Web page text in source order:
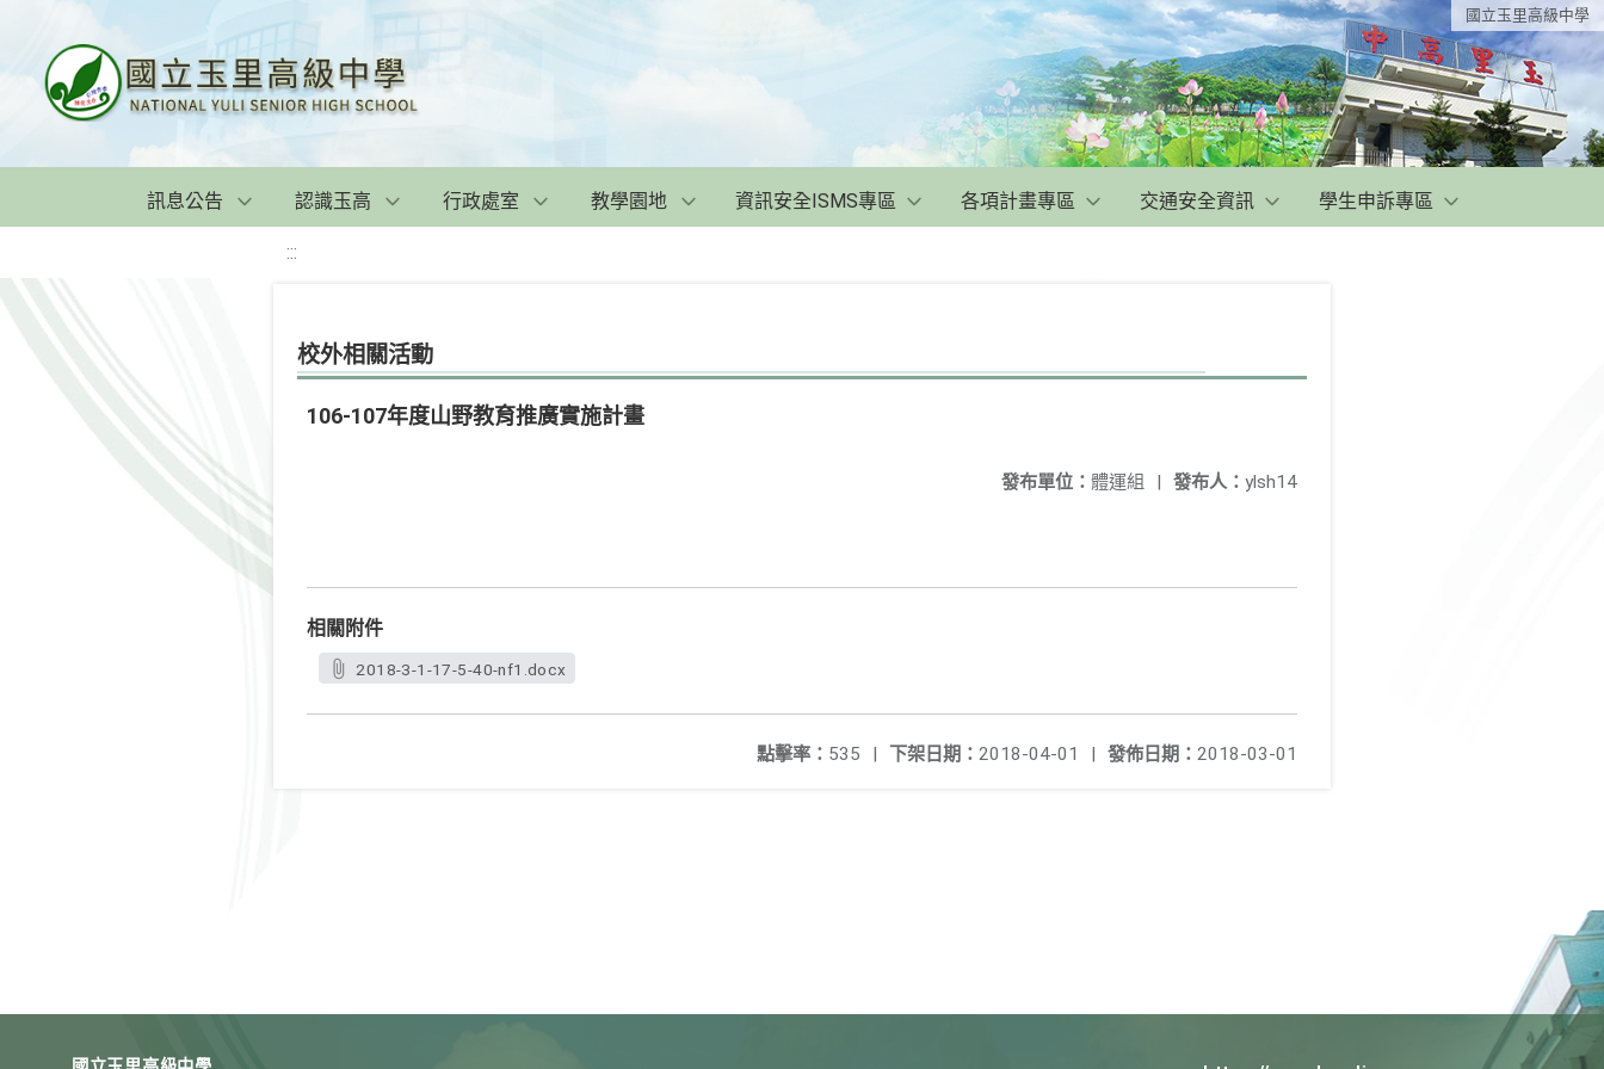
國立玉里高級中學
訊息公告 認識玉高 行政處室 教學園地 資訊安全ISMS專區 各項計畫專區 交通安全資訊 學生申訴專區
:::
校外相關活動
106-107年度山野教育推廣實施計畫
發布人： ylsh14
發布單位： 體運組 |
相關附件
2018-3-1-17-5-40-nf1.docx
發佈日期： 2018-03-01
下架日期： 2018-04-01 |
點擊率： 535 |